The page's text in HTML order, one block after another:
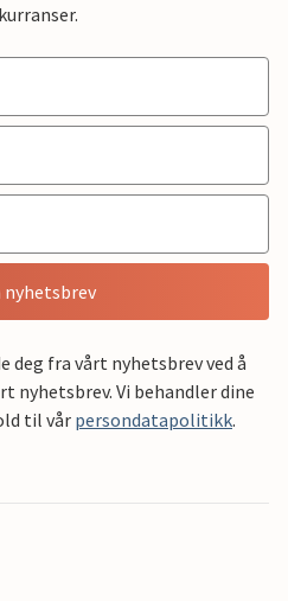
deg fra vårt nyhetsbrev ved å
nyhetsbrev. Vi behandler dine
til vår persondatapolitikk.